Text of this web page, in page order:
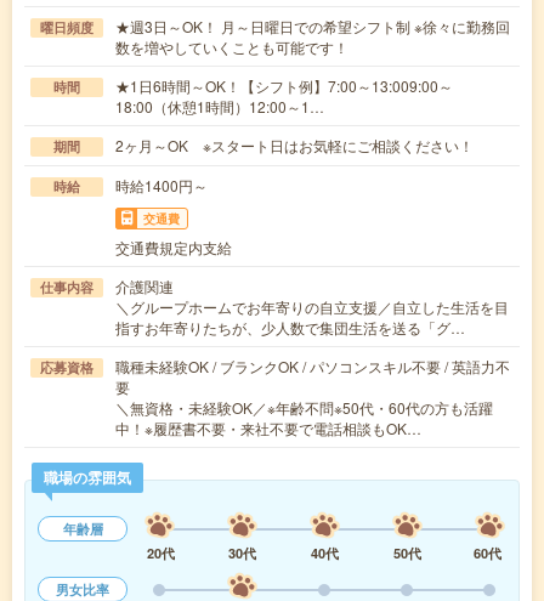
曜日頻度
★週3日～OK！ 月～日曜日での希望シフト制 ※徐々に勤務回
数を増やしていくことも可能です！
時間
★1日6時間～OK！【シフト例】7:00～13:009:00～
18:00（休憩1時間）12:00～1…
期間 2ヶ月～OK ※スタート日はお気軽にご相談ください！
時給 時給1400円～
交通費
交通費規定内支給
仕事内容
介護関連
＼グループホームでお年寄りの自立支援／自立した生活を目
指すお年寄りたちが、少人数で集団生活を送る「グ…
応募資格
職種未経験OK / ブランクOK / パソコンスキル不要 / 英語力不
要
＼無資格・未経験OK／※年齢不問※50代・60代の方も活躍
中！※履歴書不要・来社不要で電話相談もOK…
職場の雰囲気
年齢層
20代
30代 40代 50代
60代
男女比率